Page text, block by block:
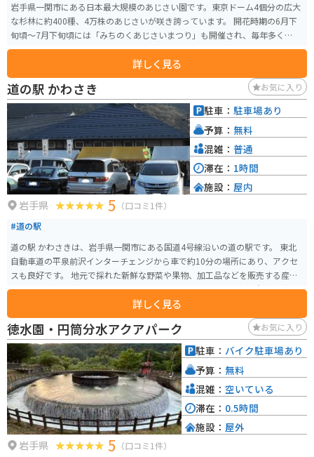
岩手県一関市にある日本最大規模のあじさい園です。東京ドーム4個分の広大
な杉林に約400種、4万株のあじさいが咲き誇っています。 開花時期の6月下
旬頃～7月下旬頃には「みちのくあじさいまつり」も開催され、毎年多くの
人々で賑わいます。屋外なので雨天は傘が必須ですが、雨の日ならではのあ
じさいの表情が楽しめます。園内にはキッチンカーやカフェなどが点在し休
憩がてら利用できます。 園内は山道となっており、舗装されておりませんの
で、歩きやすい防水の靴などがオススメです。運転手付きカートを利用して
楽しむこともできます。（有料、予約優先、4台のみ）所要時間約40分。お花
好きやカメラが趣味の方、カップルにもおすすめのスポットです。
詳しく見る
道の駅 かわさき お気に入り
岩手県 5 （口コミ1件）
#道の駅
道の駅 かわさきは、岩手県一関市にある国道4号線沿いの道の駅です。 東北
自動車道の平泉前沢インターチェンジから車で約10分の場所にあり、アクセ
スも良好です。 地元で採れた新鮮な野菜や果物、加工品などを販売する産直
コーナーが人気です。 特に、地元産のブランド豚「いわいずみ短角牛」を使
ったメンチカツやコロッケなどの軽食は、ここでしか味わえない逸品として
人気があります。 また、併設されているレストランでは、地元産の食材をふ
んだんに使った料理を楽しむことができます。 バイクで訪れる場合は、広い
駐車場があるので安心して駐車できます。 道の駅 かわさきは、地元の特産品
を購入したり、地元グルメを堪能したり、休憩したりと、ドライブやツーリ
ングの際に便利な休憩スポットです。
詳しく見る
駐車： 駐車場あり
予算： 無料
混雑： 普通
滞在： 1時間
施設： 屋内
徳水園・円筒分水アクアパーク お気に入り
岩手県 5 （口コミ1件）
駐車： バイク駐車場あり
予算： 無料
混雑： 空いている
滞在： 0.5時間
施設： 屋外